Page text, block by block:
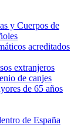
y Cuerpos de
acreditados
extranjeros
de canjes
de 65 años
de España